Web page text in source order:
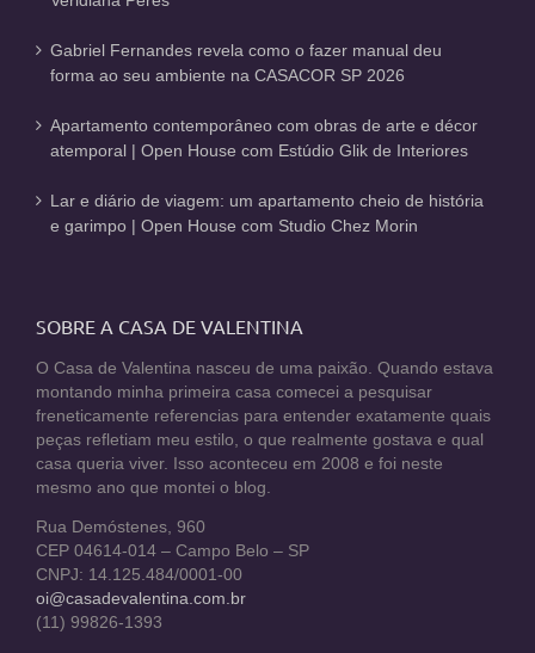
Gabriel Fernandes revela como o fazer manual deu
forma ao seu ambiente na CASACOR SP 2026
Apartamento contemporâneo com obras de arte e décor
atemporal | Open House com Estúdio Glik de Interiores
Lar e diário de viagem: um apartamento cheio de história
e garimpo | Open House com Studio Chez Morin
SOBRE A CASA DE VALENTINA
O Casa de Valentina nasceu de uma paixão. Quando estava
montando minha primeira casa comecei a pesquisar
freneticamente referencias para entender exatamente quais
peças refletiam meu estilo, o que realmente gostava e qual
casa queria viver. Isso aconteceu em 2008 e foi neste
mesmo ano que montei o blog.
Rua Demóstenes, 960
CEP 04614-014 – Campo Belo – SP
CNPJ: 14.125.484/0001-00
oi@casadevalentina.com.br
(11) 99826-1393